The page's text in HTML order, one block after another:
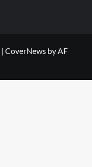
| CoverNews by AF